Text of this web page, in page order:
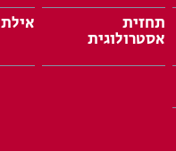
תחזית
אסטרולוגית
אילת